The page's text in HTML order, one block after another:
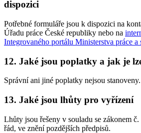
dispozici
Potřebné formuláře jsou k dispozici na
Úřadu práce České republiky nebo na
Integrovaného portálu Ministerstva práce a
12. Jaké jsou poplatky a jak je
Správní ani jiné poplatky nejsou stanoveny.
13. Jaké jsou lhůty pro vyřízení
Lhůty jsou řešeny v souladu se zákonem
řád, ve znění pozdějších předpisů.